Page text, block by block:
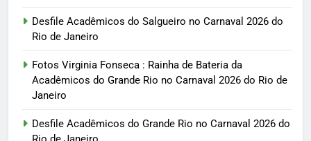
Desfile Acadêmicos do Salgueiro no Carnaval 2026 do
Rio de Janeiro
Fotos Virginia Fonseca : Rainha de Bateria da
Acadêmicos do Grande Rio no Carnaval 2026 do Rio de
Janeiro
Desfile Acadêmicos do Grande Rio no Carnaval 2026 do